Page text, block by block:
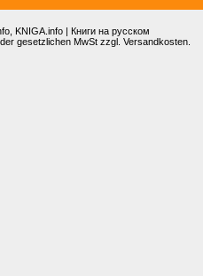
, KNIGA.info | Книги на русском
gesetzlichen MwSt zzgl. Versandkosten.